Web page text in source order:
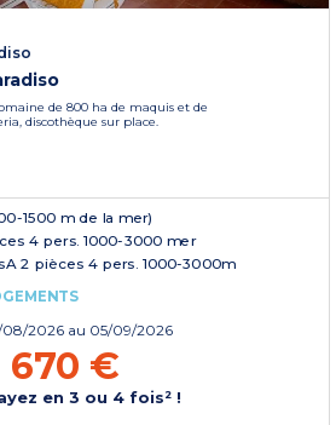
de 800 ha de maquis et de
discothèque sur place.
1500 m de la mer)
4 pers. 1000-3000 mer
2 pièces 4 pers. 1000-3000m
08/2026 au 05/09/2026
670 €
en 3 ou 4 fois² !